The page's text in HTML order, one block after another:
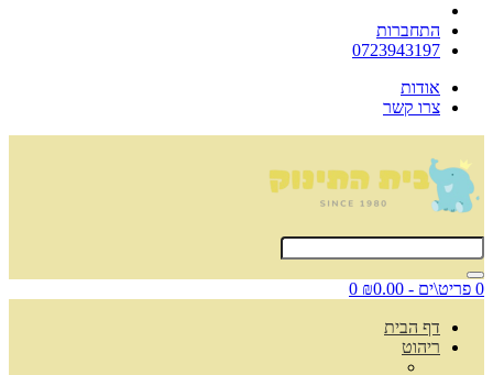
התחברות
0723943197
אודות
צרו קשר
0 פריט\ים - ₪0.00 0
דף הבית
ריהוט